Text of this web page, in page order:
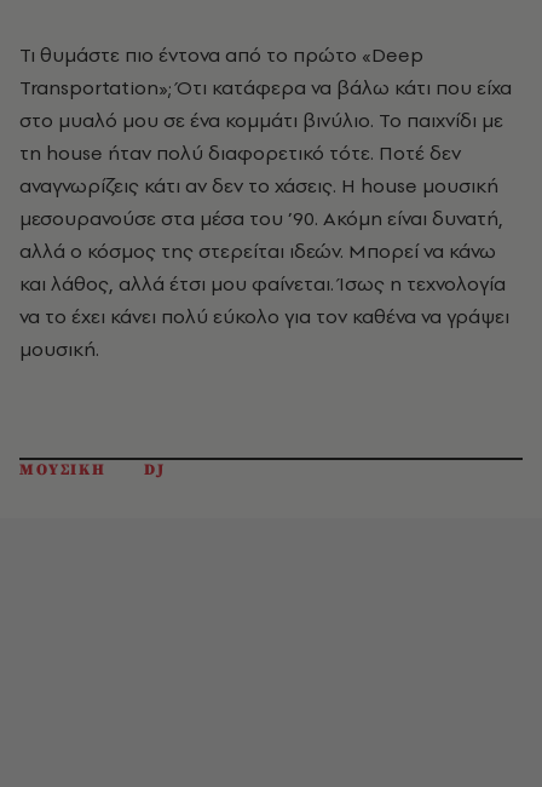
Τι θυμάστε πιο έντονα από το πρώτο «Deep
Transportation»; Ότι κατάφερα να βάλω κάτι που είχα
στο μυαλό μου σε ένα κομμάτι βινύλιο. Το παιχνίδι με
τη house ήταν πολύ διαφορετικό τότε. Ποτέ δεν
αναγνωρίζεις κάτι αν δεν το χάσεις. Η house μουσική
μεσουρανούσε στα μέσα του ’90. Ακόμη είναι δυνατή,
αλλά ο κόσμος της στερείται ιδεών. Μπορεί να κάνω
και λάθος, αλλά έτσι μου φαίνεται. Ίσως η τεχνολογία
να το έχει κάνει πολύ εύκολο για τον καθένα να γράψει
μουσική.
ΜΟΥΣΙΚΗ DJ